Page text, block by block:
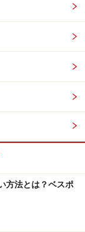
ご確認くださ
方法とは？ベスポ